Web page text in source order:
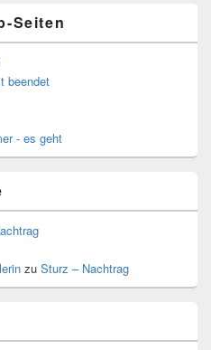
Seiten
beendet
- es geht
zu Sturz – Nachtrag